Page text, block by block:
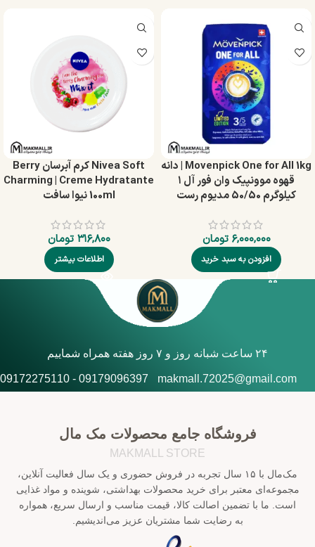
Movenpick One for All 1kg | دانه
قهوه موونپیک وان فور آل ۱
کیلوگرم 50/50 مدیوم رست
۶,۰۰۰,۰۰۰ تومان
افزودن به سبد خرید
Nivea Soft کرم آبرسان Berry
Charming | Creme Hydratante
100ml نیوا سافت
۳۱۶,۸۰۰ تومان
اطلاعات بیشتر
۲۴ ساعت شبانه روز و ۷ روز هفته همراه شماییم
makmall.72025@gmail.com
09179096397 - 09172275110
فروشگاه جامع محصولات مک مال
MAKMALL STORE
مک‌مال با ۱۵ سال تجربه در فروش حضوری و یک سال فعالیت آنلاین،
مجموعه‌ای معتبر برای خرید محصولات بهداشتی، شوینده و مواد غذایی
است. ما با تضمین اصالت کالا، قیمت مناسب و ارسال سریع، همواره
به رضایت شما مشتریان عزیز می‌اندیشیم.